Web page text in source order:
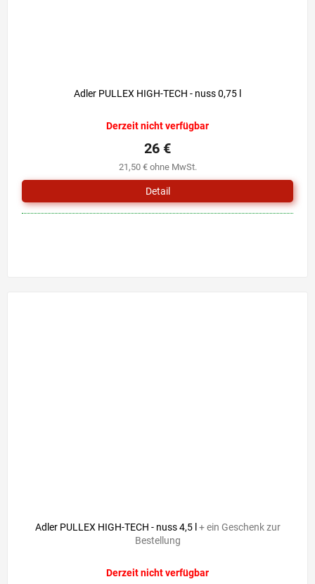
Adler PULLEX HIGH-TECH - nuss 0,75 l
Derzeit nicht verfügbar
21,50 € ohne MwSt.
26 €
Detail
Adler PULLEX HIGH-TECH - nuss 4,5 l+ ein Geschenk zur
Bestellung
Derzeit nicht verfügbar